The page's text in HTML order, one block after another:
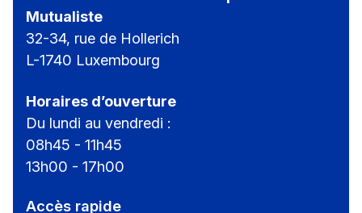
Mutualiste
32-34, rue de Hollerich
L-1740 Luxembourg
Horaires d’ouverture
Du lundi au vendredi :
08h45 - 11h45
13h00 - 17h00
Accès rapide